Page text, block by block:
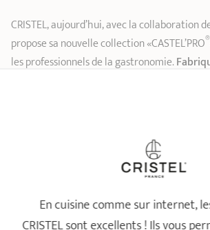
CRISTEL, aujourd’hui, avec la collaboration
propose sa nouvelle collection «CASTEL’PRO®
les professionnels de la gastronomie.
Passe au four (jusqu'à
En cuisine comme sur internet,
CRISTEL sont excellents ! Ils vous